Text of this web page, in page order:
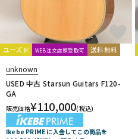
ユーズド WEB注文店頭受取可 送料無料
unknown
USED 中古 Starsun Guitars F120-
GA
販売価格¥110,000(税込)
Ikebe PRIME に入会してこの商品を